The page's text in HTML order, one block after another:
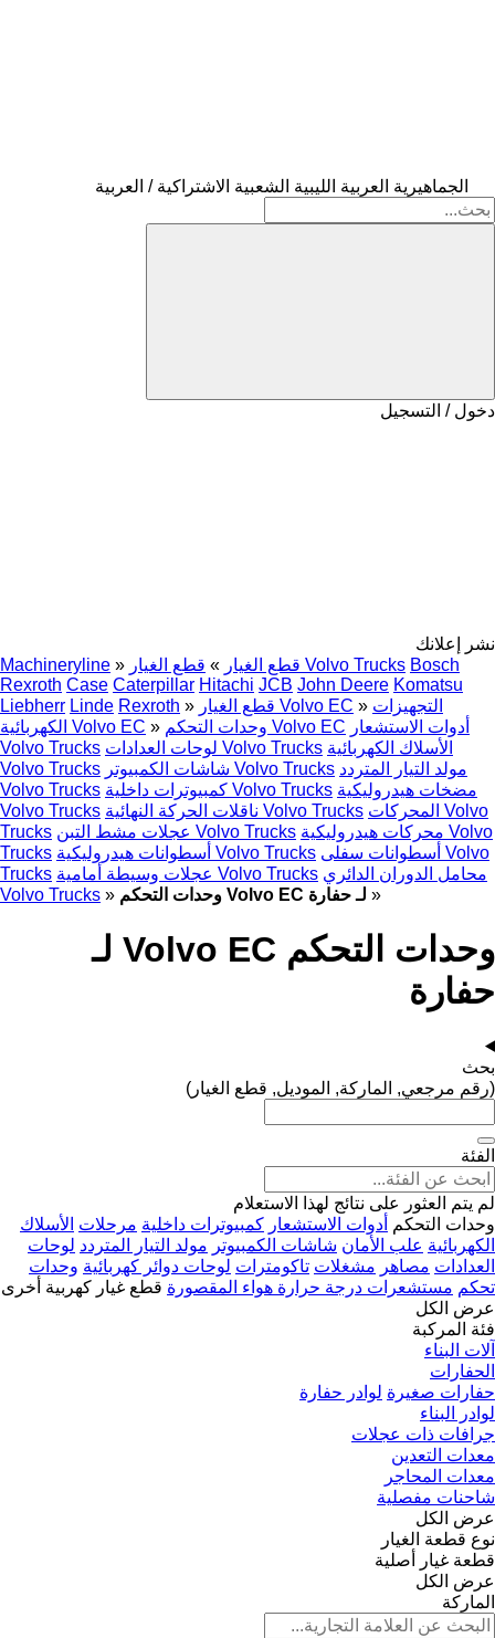
الجماهيرية العربية الليبية الشعبية الاشتراكية / العربية
دخول / التسجيل
نشر إعلانك
Machineryline » قطع الغيار » قطع الغيار Volvo Trucks Bosch
Rexroth Case Caterpillar Hitachi JCB John Deere Komatsu
Liebherr Linde Rexroth » قطع الغيار Volvo EC » التجهيزات
الكهربائية Volvo EC » وحدات التحكم Volvo EC أدوات الاستشعار
Volvo Trucks
لوحات العدادات Volvo Trucks الأسلاك الكهربائية
Volvo Trucks
شاشات الكمبيوتر Volvo Trucks مولد التيار المتردد
Volvo Trucks
كمبيوترات داخلية Volvo Trucks مضخات هيدروليكية
Volvo Trucks
ناقلات الحركة النهائية Volvo Trucks المحركات Volvo
Trucks
عجلات مشط التبن Volvo Trucks محركات هيدروليكية Volvo
Trucks
أسطوانات هيدروليكية Volvo Trucks أسطوانات سفلى Volvo
Trucks
عجلات وسيطة أمامية Volvo Trucks محامل الدوران الدائري
Volvo Trucks » وحدات التحكم Volvo EC لـ حفارة »
وحدات التحكم Volvo EC لـ
حفارة
بحث
(رقم مرجعي, الماركة, الموديل, قطع الغيار)
الفئة
لم يتم العثور على نتائج لهذا الاستعلام
وحدات التحكم أدوات الاستشعار كمبيوترات داخلية مرحلات الأسلاك
الكهربائية علب الأمان شاشات الكمبيوتر مولد التيار المتردد لوحات
العدادات مصاهر مشغلات تاكومترات لوحات دوائر كهربائية وحدات
تحكم مستشعرات درجة حرارة هواء المقصورة قطع غيار كهربية أخرى
عرض الكل
فئة المركبة
آلات البناء
الحفارات
حفارات صغيرة لوادر حفارة
لوادر البناء
جرافات ذات عجلات
معدات التعدين
معدات المحاجر
شاحنات مفصلية
عرض الكل
نوع قطعة الغيار
قطعة غيار أصلية
عرض الكل
الماركة